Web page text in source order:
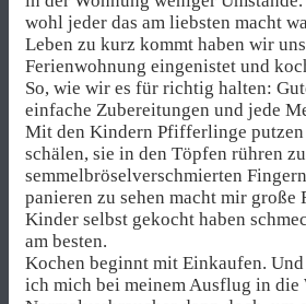
wohl jeder das am liebsten macht
Leben zu kurz kommt haben wir
Ferienwohnung eingenistet und
So, wie wir es für richtig halten:
einfache Zubereitungen und jede
Mit den Kindern Pfifferlinge
schälen, sie in den Töpfen rühren
semmelbröselverschmierten
panieren zu sehen macht mir große
Kinder selbst gekocht haben
am besten.
Kochen beginnt mit Einkaufen. Und
ich mich bei meinem Ausflug in die